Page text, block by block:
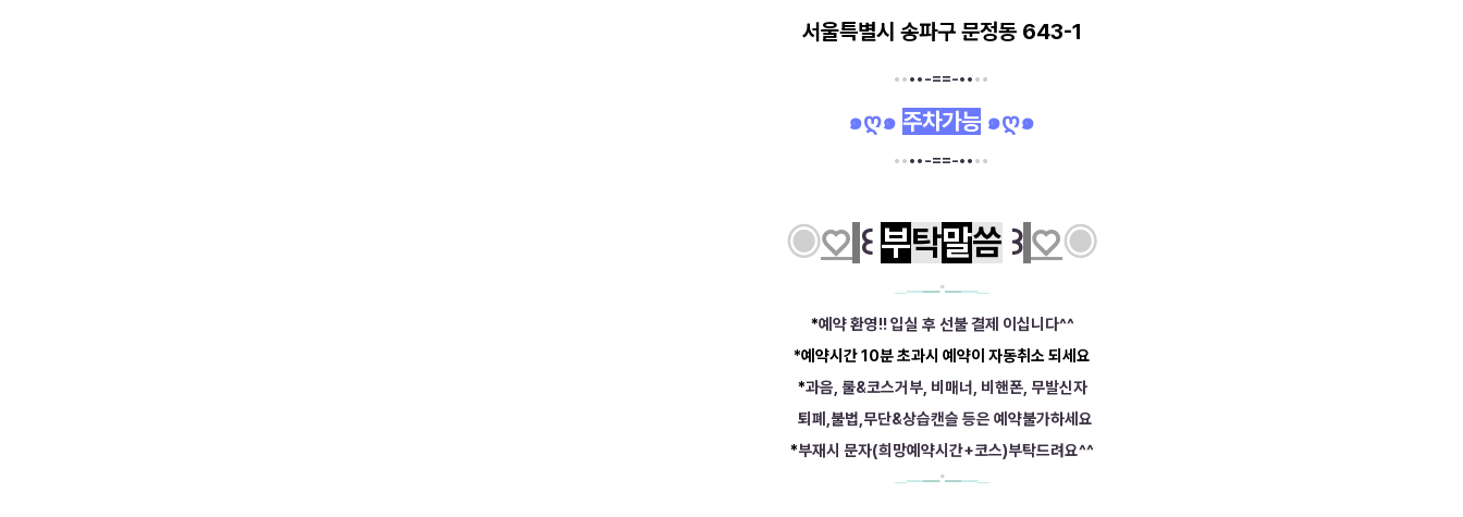
서울특별시 송파구 문정동 643-1
••••-==-••••
๑ღ๑ 주차가능 ๑ღ๑
••••-==-••••
◉♡ ꒰ 부탁말씀 ꒱ ♡◉
─━━˚━━─
*예약 환영!! 입실 후 선불 결제 이십니다^^
*예약시간 10분 초과시 예약이 자동취소 되세요
*과음, 룰&코스거부, 비매너, 비핸폰, 무발신자
퇴폐,불법,무단&상습캔슬 등은 예약불가하세요
*부재시 문자(희망예약시간+코스)부탁드려요^^
─━━˚━━─